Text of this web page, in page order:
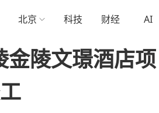
北京 科技 财经 AI
金陵文璟酒店